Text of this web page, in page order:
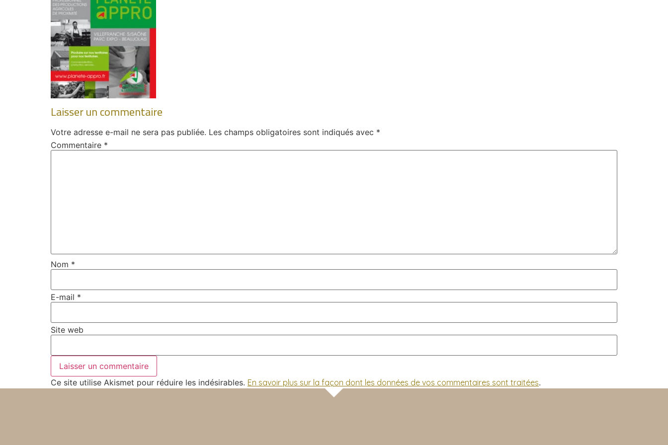
Laisser un commentaire
Votre adresse e-mail ne sera pas publiée. Les champs obligatoires sont indiqués avec *
Commentaire *
Nom *
E-mail *
Site web
Ce site utilise Akismet pour réduire les indésirables. En savoir plus sur la façon dont les données de vos commentaires sont traitées.